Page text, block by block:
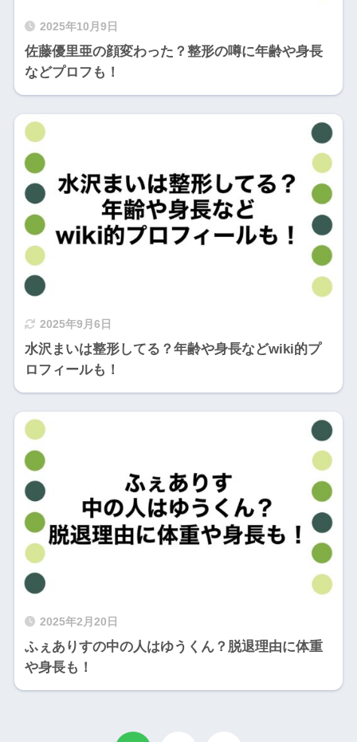
2025年10月9日
佐藤優里亜の顔変わった？整形の噂に年齢や身長
などプロフも！
2025年9月6日
水沢まいは整形してる？年齢や身長などwiki的プ
ロフィールも！
2025年2月20日
ふぇありすの中の人はゆうくん？脱退理由に体重
や身長も！